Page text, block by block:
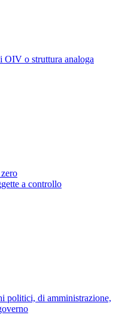
OIV o struttura analoga
a controllo
politici, di amministrazione,